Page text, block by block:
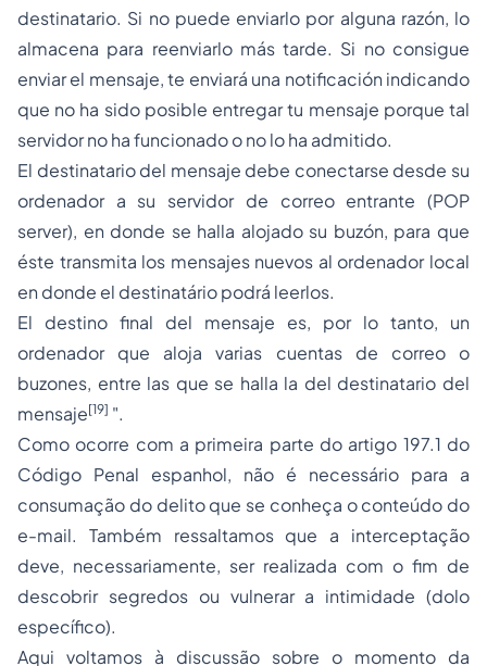
destinatario. Si no puede enviarlo por alguna razón, lo
almacena para reenviarlo más tarde. Si no consigue
enviar el mensaje, te enviará una notificación indicando
que no ha sido posible entregar tu mensaje porque tal
servidor no ha funcionado o no lo ha admitido.
El destinatario del mensaje debe conectarse desde su
ordenador a su servidor de correo entrante (POP
server), en donde se halla alojado su buzón, para que
éste transmita los mensajes nuevos al ordenador local
en donde el destinatário podrá leerlos.
El destino final del mensaje es, por lo tanto, un
ordenador que aloja varias cuentas de correo o
buzones, entre las que se halla la del destinatario del
mensaje[19] ".
Como ocorre com a primeira parte do artigo 197.1 do
Código Penal espanhol, não é necessário para a
consumação do delito que se conheça o conteúdo do
e-mail. Também ressaltamos que a interceptação
deve, necessariamente, ser realizada com o fim de
descobrir segredos ou vulnerar a intimidade (dolo
específico).
Aqui voltamos à discussão sobre o momento da